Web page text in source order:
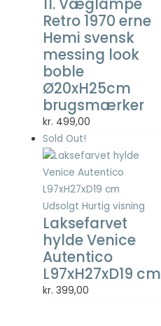
Retro 1970 erne
Hemi svensk
messing look
boble
Ø20xH25cm
brugsmærker
kr. 499,00
Sold Out!
Udsolgt Hurtig visning
Laksefarvet
hylde Venice
Autentico
L97xH27xD19 cm
kr. 399,00
webstedsejere
med at forstå,
hvordan de
besøgende
interagerer
hjemmesider
ved at
indsamle og
rapportere
oplysninger
anonymt.
Oplevelse
For at vores
hjemmeside
skal fungere
så godt som
muligt under
dit besøg.